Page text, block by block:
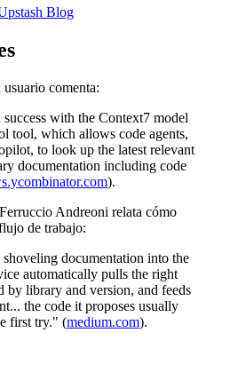
Blog
comenta:
with the Context7 model
tool, which allows code agents,
to look up the latest relevant
documentation including code
).
Andreoni relata cómo
de trabajo:
documentation into the
automatically pulls the right
by library and version, and feeds
the code it proposes usually
first try." (medium.com).